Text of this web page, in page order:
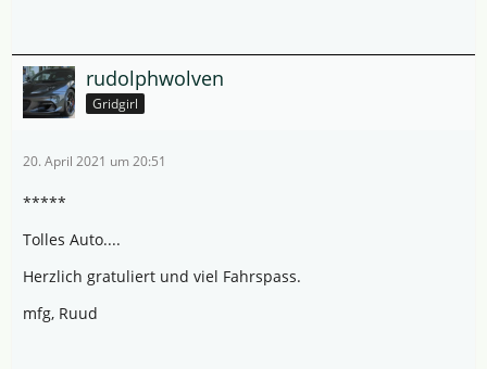
rudolphwolven
Gridgirl
20. April 2021 um 20:51
*****
Tolles Auto....
Herzlich gratuliert und viel Fahrspass.
mfg, Ruud